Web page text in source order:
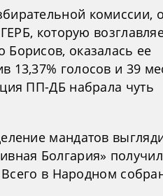
комиссии,
которую
оказалась ее
голосов и 39
ПП-ДБ набрала чуть
мандатов
Болгария»
в Народном